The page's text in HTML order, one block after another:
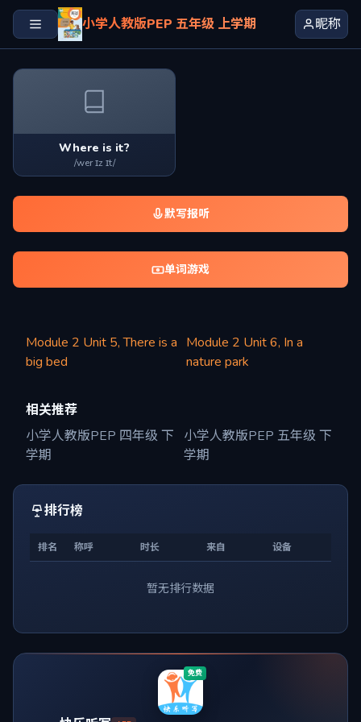
小学人教版PEP 五年级 上学期 昵称
Where is it?
/wer ɪz ɪt/
默写报听
单词游戏
Module 2 Unit 5, There is a
big bed
Module 2 Unit 6, In a
nature park
相关推荐
小学人教版PEP 四年级 下
学期
小学人教版PEP 五年级 下
学期
排行榜
排名 称呼 时长 来自 设备
暂无排行数据
免费